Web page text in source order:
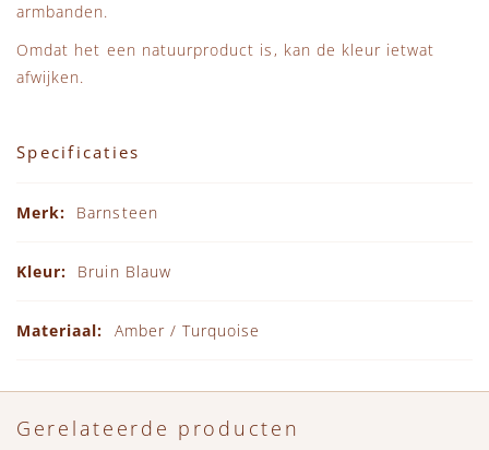
armbanden.
Omdat het een natuurproduct is, kan de kleur ietwat
afwijken.
Specificaties
Barnsteen
Bruin Blauw
Amber / Turquoise
Gerelateerde producten